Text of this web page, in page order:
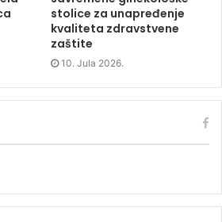
stolice za unapređenje
kvaliteta zdravstvene
zaštite
10. Jula 2026.